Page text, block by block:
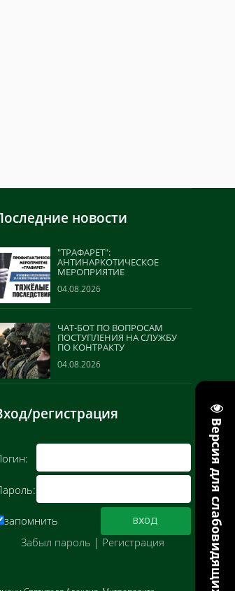
Версия для слабовидящих
новости
"ТРАФАРЕТ":
АНТИНАРКОТИЧЕСКОЕ
МЕРОПРИЯТИЕ
04.08.2026
ЧАТ-БОТ ПО ВОПРОСАМ
ПОСТУПЛЕНИЯ НА СЛУЖБУ
ПО КОНТРАКТУ
04.08.2026
регистрация
запомнить
Забыл пароль | Регистрация